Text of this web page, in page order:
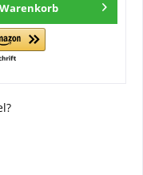
Warenkorb